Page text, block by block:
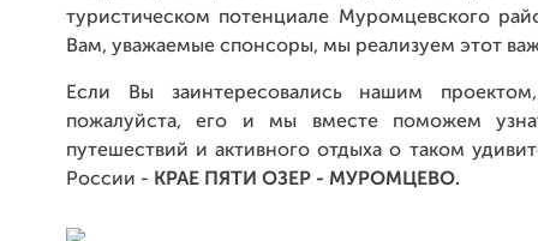
туристическом потенциале Муромцевского
Вам, уважаемые спонсоры, мы реализуем этот
Если Вы заинтересовались нашим
пожалуйста, его и мы вместе поможем
путешествий и активного отдыха о таком
России - КРАЕ ПЯТИ ОЗЕР - МУРОМЦЕВО.